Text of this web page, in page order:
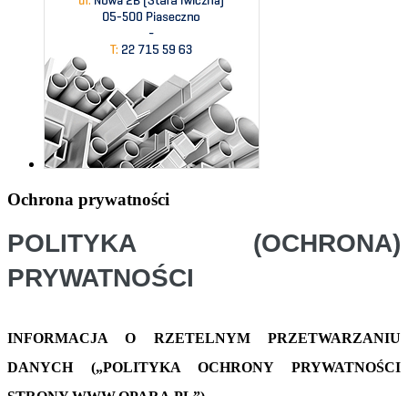
Ochrona prywatności
POLITYKA (OCHRONA)
PRYWATNOŚCI
INFORMACJA O RZETELNYM PRZETWARZANIU
DANYCH („POLITYKA OCHRONY PRYWATNOŚCI